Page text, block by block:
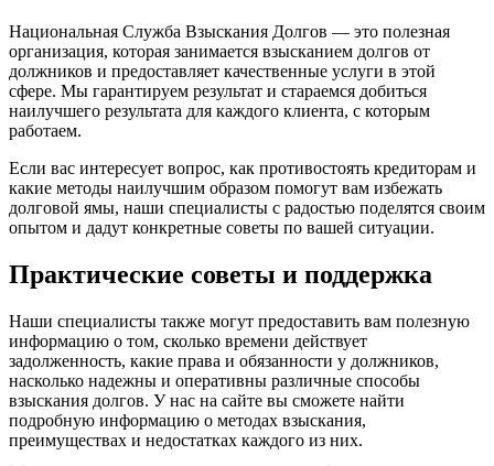
Национальная Служба Взыскания Долгов — это полезная
организация, которая занимается взысканием долгов от
должников и предоставляет качественные услуги в этой
сфере. Мы гарантируем результат и стараемся добиться
наилучшего результата для каждого клиента, с которым
работаем.
Если вас интересует вопрос, как противостоять кредиторам и
какие методы наилучшим образом помогут вам избежать
долговой ямы, наши специалисты с радостью поделятся своим
опытом и дадут конкретные советы по вашей ситуации.
Практические советы и поддержка
Наши специалисты также могут предоставить вам полезную
информацию о том, сколько времени действует
задолженность, какие права и обязанности у должников,
насколько надежны и оперативны различные способы
взыскания долгов. У нас на сайте вы сможете найти
подробную информацию о методах взыскания,
преимуществах и недостатках каждого из них.